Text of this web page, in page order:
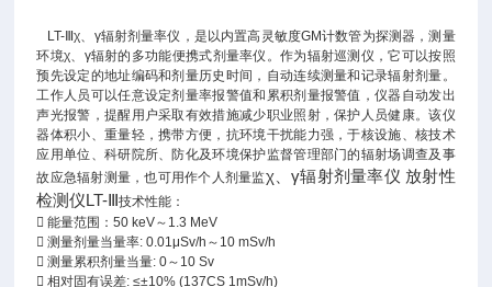
LT-Ⅲχ、γ辐射剂量率仪，是以内置高灵敏度GM计数管为探测器，测量
环境χ、γ辐射的多功能便携式剂量率仪。作为辐射巡测仪，它可以按照
预先设定的地址编码和剂量历史时间，自动连续测量和记录辐射剂量。
工作人员可以任意设定剂量率报警值和累积剂量报警值，仪器自动发出
声光报警，提醒用户采取有效措施减少职业照射，保护人员健康。该仪
器体积小、重量轻，携带方便，抗环境干扰能力强，于核设施、核技术
应用单位、科研院所、防化及环境保护监督管理部门的辐射场调查及事
故应急辐射测量，也可用作个人剂量监χ、γ辐射剂量率仪 放射性
检测仪LT-Ⅲ技术性能：
 能量范围：50 keV～1.3 MeV
 测量剂量当量率: 0.01μSv/h～10 mSv/h
 测量累积剂量当量: 0～10 Sv
 相对固有误差: ≤±10% (137CS 1mSv/h)